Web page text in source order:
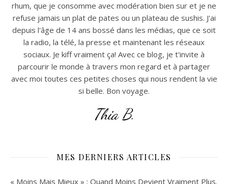
rhum, que je consomme avec modération bien sur et je ne
refuse jamais un plat de pates ou un plateau de sushis. J'ai
depuis l'âge de 14 ans bossé dans les médias, que ce soit
la radio, la télé, la presse et maintenant les réseaux
sociaux. Je kiff vraiment ça! Avec ce blog, je t'invite à
parcourir le monde à travers mon regard et à partager
avec moi toutes ces petites choses qui nous rendent la vie
si belle. Bon voyage.
Thia B.
MES DERNIERS ARTICLES
« Moins Mais Mieux » : Quand Moins Devient Vraiment Plus.